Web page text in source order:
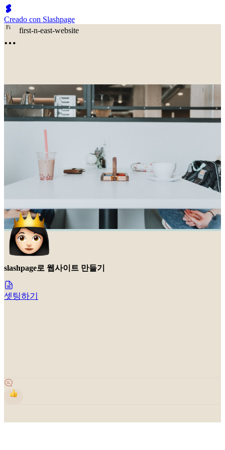
Creado con Slashpage
Fi first-n-east-website
slashpage로 웹사이트 만들기
셋팅하기